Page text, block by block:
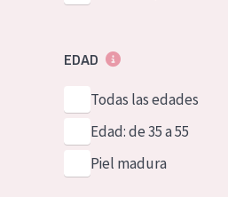
EDAD
Todas las edades
Edad: de 35 a 55
Piel madura